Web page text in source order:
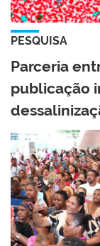
PESQUISA
Parceria
publicação